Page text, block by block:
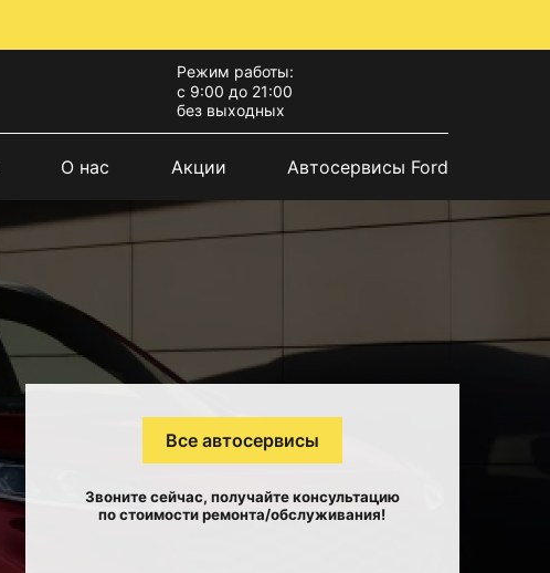
Режим работы:
с 9:00 до 21:00
без выходных
О нас Акции Автосервисы Ford
Все автосервисы
Звоните сейчас, получайте консультацию
по стоимости ремонта/обслуживания!